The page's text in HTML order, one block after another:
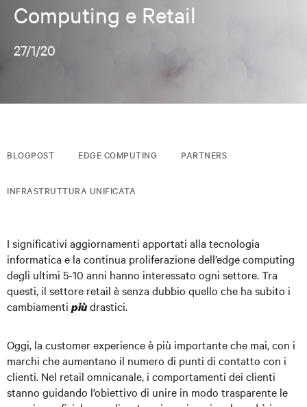
Computing e Retail
27/1/20
BLOGPOST EDGE COMPUTING PARTNERS
INFRASTRUTTURA UNIFICATA
I significativi aggiornamenti apportati alla tecnologia
informatica e la continua proliferazione dell’edge computing
degli ultimi 5-10 anni hanno interessato ogni settore. Tra
questi, il settore retail è senza dubbio quello che ha subito i
cambiamenti piùdrastici.
Oggi, la customer experience è più importante che mai, con i
marchi che aumentano il numero di punti di contatto con i
clienti. Nel retail omnicanale, i comportamenti dei clienti
stanno guidando l’obiettivo di unire in modo trasparente le